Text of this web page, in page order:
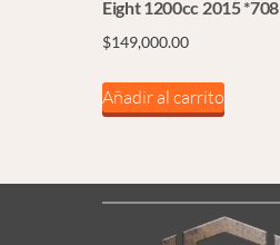
Eight 1200cc 2015 *708
$149,000.00
Añadir al carrito